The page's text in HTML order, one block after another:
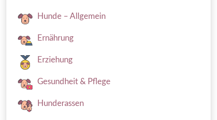
Hunde – Allgemein
Ernährung
Erziehung
Gesundheit & Pflege
Hunderassen